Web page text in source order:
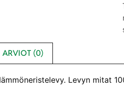
ARVIOT (0)
Levyn mitat